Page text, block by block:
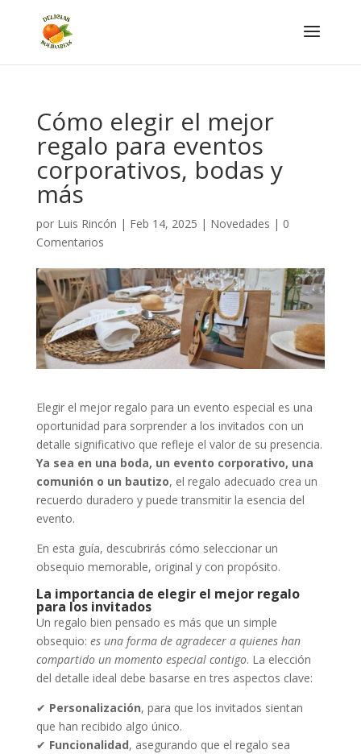
Cómo elegir el mejor
regalo para eventos
corporativos, bodas y
más
por Luis Rincón | Feb 14, 2025 | Novedades | 0
Comentarios
Elegir el mejor regalo para un evento especial es una
oportunidad para sorprender a los invitados con un
detalle significativo que refleje el valor de su presencia.
Ya sea en una boda, un evento corporativo, una
comunión o un bautizo, el regalo adecuado crea un
recuerdo duradero y puede transmitir la esencia del
evento.
En esta guía, descubrirás cómo seleccionar un
obsequio memorable, original y con propósito.
La importancia de elegir el mejor regalo
para los invitados
Un regalo bien pensado es más que un simple
obsequio: es una forma de agradecer a quienes han
compartido un momento especial contigo. La elección
del detalle ideal debe basarse en tres aspectos clave:
✔ Personalización, para que los invitados sientan
que han recibido algo único.
✔ Funcionalidad, asegurando que el regalo sea